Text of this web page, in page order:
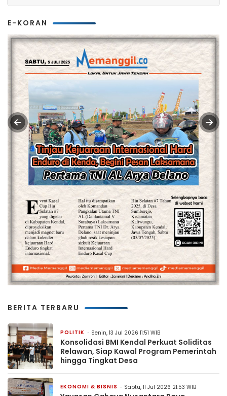
E-KORAN
BERITA TERBARU
POLITIK Senin, 13 Jul 2026 11:51 WIB
Konsolidasi BMI Kendal Perkuat Soliditas
Relawan, Siap Kawal Program Pemerintah
hingga Tingkat Desa
EKONOMI & BISNIS Sabtu, 11 Jul 2026 21:53 WIB